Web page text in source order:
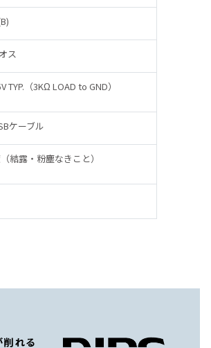
ス
TYP.（3KΩ LOAD to GND）
ケーブル
結露・粉塵なきこと）